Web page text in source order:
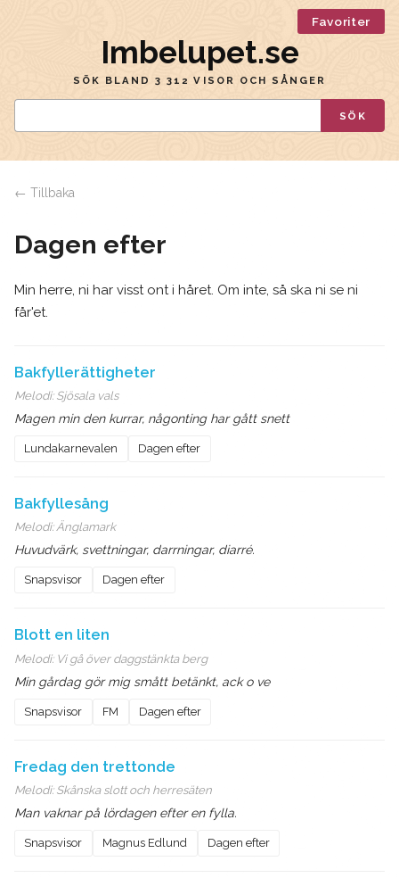
Favoriter
Imbelupet.se
SÖK BLAND 3 312 VISOR OCH SÅNGER
SÖK
← Tillbaka
Dagen efter
Min herre, ni har visst ont i håret. Om inte, så ska ni se ni
får'et.
Bakfyllerättigheter
Melodi: Sjösala vals
Magen min den kurrar, någonting har gått snett
Lundakarnevalen Dagen efter
Bakfyllesång
Melodi:Änglamark
Huvudvärk, svettningar, darrningar, diarré.
Snapsvisor Dagen efter
Blott en liten
Melodi: Vi gå över daggstänkta berg
Min gårdag gör mig smått betänkt, ack o ve
Snapsvisor FM Dagen efter
Fredag den trettonde
Melodi: Skånska slott och herresäten
Man vaknar på lördagen efter en fylla.
Snapsvisor Magnus Edlund Dagen efter